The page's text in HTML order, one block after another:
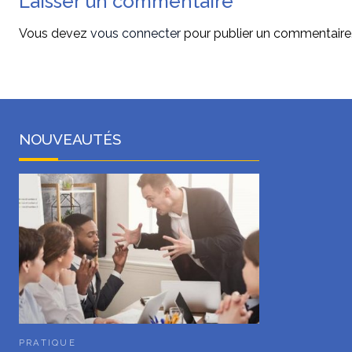
Vous devez vous connecter pour publier un
NOUVEAUTÉS
PRATIQUE